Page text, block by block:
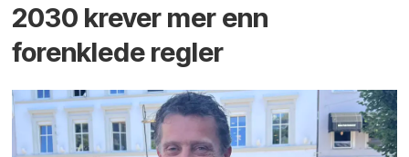
2030 krever mer enn
forenklede regler